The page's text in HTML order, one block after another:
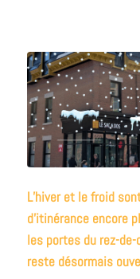
L’hiver et le froid
d’itinérance encore
les portes du rez-
reste désormais